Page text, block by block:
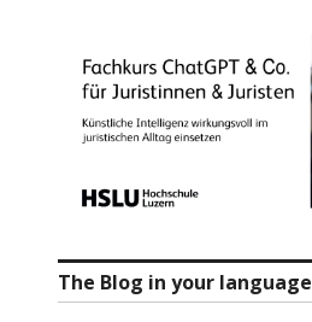
The Blog in your language